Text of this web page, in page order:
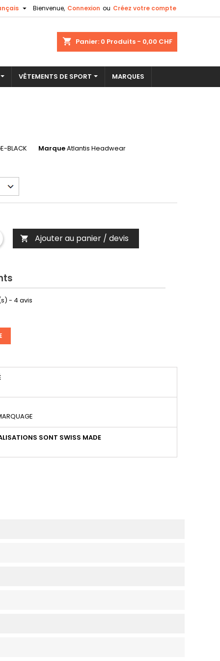
Bienvenue, Connexion ou Créez votre compte

shopping_cart Panier: 0 Produits - 0,00 CHF
VÊTEMENTS DE SPORT MARQUES
BLACK MarqueAtlantis Headwear
 Ajouter au panier / devis
- 4 avis
SONT SWISS MADE